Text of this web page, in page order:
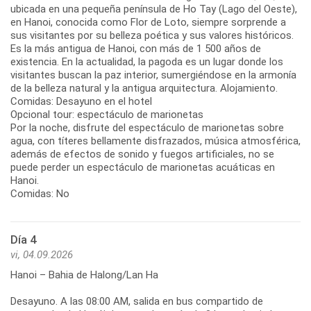
ubicada en una pequeña península de Ho Tay (Lago del Oeste),
en Hanoi, conocida como Flor de Loto, siempre sorprende a
sus visitantes por su belleza poética y sus valores históricos.
Es la más antigua de Hanoi, con más de 1 500 años de
existencia. En la actualidad, la pagoda es un lugar donde los
visitantes buscan la paz interior, sumergiéndose en la armonía
de la belleza natural y la antigua arquitectura. Alojamiento.
Comidas: Desayuno en el hotel
Opcional tour: espectáculo de marionetas
Por la noche, disfrute del espectáculo de marionetas sobre
agua, con títeres bellamente disfrazados, música atmosférica,
además de efectos de sonido y fuegos artificiales, no se
puede perder un espectáculo de marionetas acuáticas en
Hanoi.
Comidas: No
Día 4
vi, 04.09.2026
Hanoi – Bahia de Halong/Lan Ha
Desayuno. A las 08:00 AM, salida en bus compartido de